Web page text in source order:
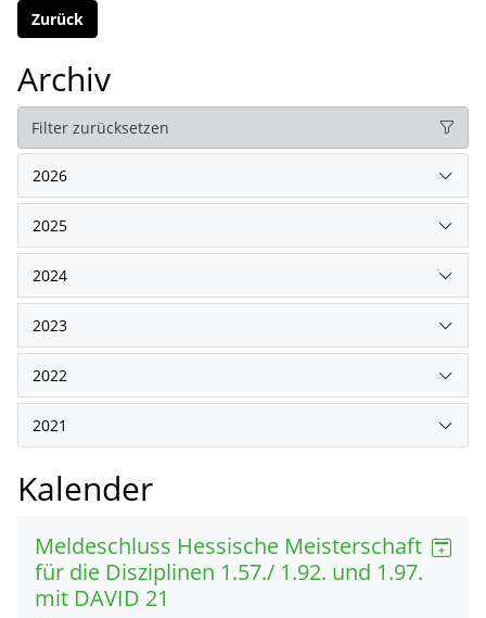
Zurück
Archiv
Filter zurücksetzen
2026
2025
2024
2023
2022
2021
Kalender
Meldeschluss Hessische Meisterschaft
für die Disziplinen 1.57./ 1.92. und 1.97.
mit DAVID 21